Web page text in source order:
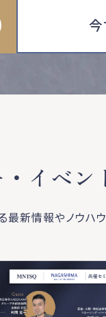
今
イベン
新情報やノウハ